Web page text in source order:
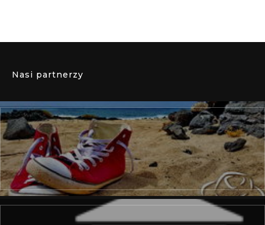
Nasi partnerzy